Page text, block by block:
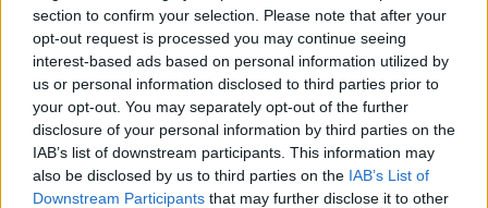
section to confirm your selection. Please note that after your
opt-out request is processed you may continue seeing
interest-based ads based on personal information utilized by
us or personal information disclosed to third parties prior to
your opt-out. You may separately opt-out of the further
disclosure of your personal information by third parties on the
IAB’s list of downstream participants. This information may
also be disclosed by us to third parties on the IAB’s List of
Downstream Participants that may further disclose it to other
sommeil pourra alors être prescrit.
Plusieurs mesures concrètes peuvent aider à réduire le ronflement
et à préserver la santé cardiaque : perdre du poids si nécessaire,
pratiquer une activité physique régulière, réduire fortement la
consommation d’alcool le soir, arrêter de fumer. Dormir sur le côté,
surélever légèrement la tête du lit ou traiter un nez bouché peuvent
aussi limiter les vibrations responsables du ronflement. En cas